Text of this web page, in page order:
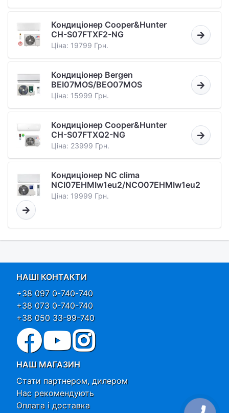
Кондиціонер Cooper&Hunter
CH-S07FTXF2-NG
Ціна: 19799 Грн.
Кондиціонер Bergen
BEI07MOS/BEO07MOS
Ціна: 15999 Грн.
Кондиціонер Cooper&Hunter
CH-S07FTXQ2-NG
Ціна: 23999 Грн.
Кондиціонер NC clima
NCI07EHMIw1eu2/NCO07EHMIw1eu2
Ціна: 19999 Грн.
НАШІ КОНТАКТИ
+38 097 0-740-740
+38 073 0-740-740
+38 050 33-99-740
НАШ МАГАЗИН
Стати партнером, дилером
Нас рекомендують
Оплата і доставка